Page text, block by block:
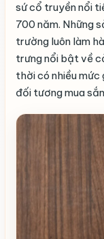
sứ cổ truyền nổi
700 năm. Những
trường luôn làm
trưng nổi bật về
thời có nhiều mức
đối tương mua